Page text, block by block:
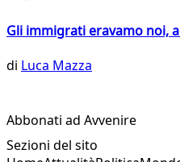
Gli immigrati eravamo noi,
di Luca Mazza
Abbonati ad Avvenire
Sezioni del sito